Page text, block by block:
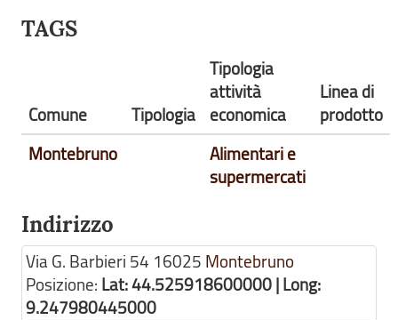
TAGS
Comune Tipologia
Tipologia
attività
economica
Linea di
prodotto
Montebruno
Alimentari e
supermercati
Indirizzo
Via G. Barbieri 54 16025 Montebruno
Posizione: Lat: 44.525918600000 | Long:
9.247980445000